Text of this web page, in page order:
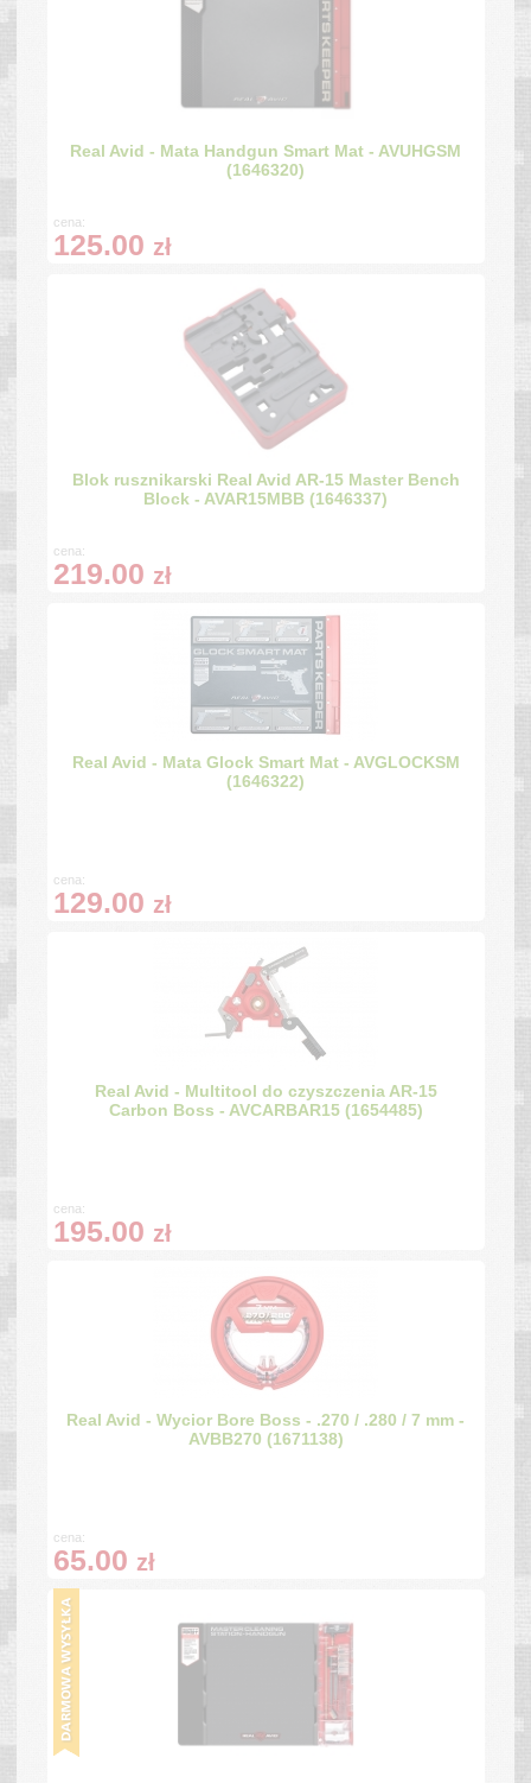
Real Avid - Mata Handgun Smart Mat - AVUHGSM
(1646320)
cena:
125.00 zł
Blok rusznikarski Real Avid AR-15 Master Bench
Block - AVAR15MBB (1646337)
cena:
219.00 zł
Real Avid - Mata Glock Smart Mat - AVGLOCKSM
(1646322)
cena:
129.00 zł
Real Avid - Multitool do czyszczenia AR-15
Carbon Boss - AVCARBAR15 (1654485)
cena:
195.00 zł
Real Avid - Wycior Bore Boss - .270 / .280 / 7 mm -
AVBB270 (1671138)
cena:
65.00 zł